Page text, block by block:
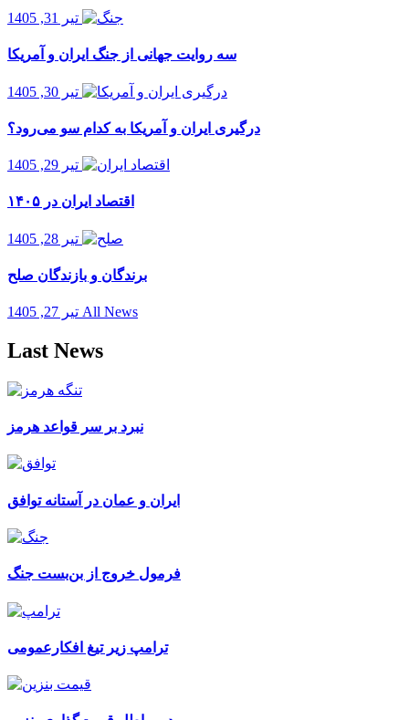
تیر 31, 1405
سه روایت جهانی از جنگ ایران و آمریکا
تیر 30, 1405
درگیری ایران و آمریکا به کدام سو می‌رود؟
تیر 29, 1405
اقتصاد ایران در ۱۴۰۵
تیر 28, 1405
برندگان و بازندگان صلح
تیر 27, 1405 All News
Last News
نبرد بر سر قواعد هرمز
ایران و عمان در آستانه توافق
فرمول خروج از بن‌بست جنگ
ترامپ زیر تیغ افکارعمومی